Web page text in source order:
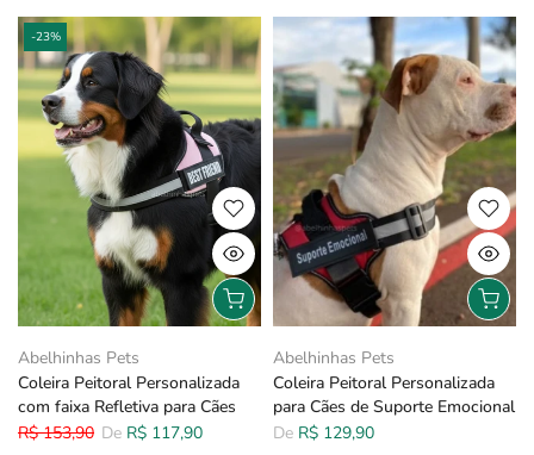
-23%
Abelhinhas Pets
Coleira Peitoral Personalizada
com faixa Refletiva para Cães
R$ 153,90 De R$ 117,90
Abelhinhas Pets
Coleira Peitoral Personalizada
para Cães de Suporte Emocional
De R$ 129,90